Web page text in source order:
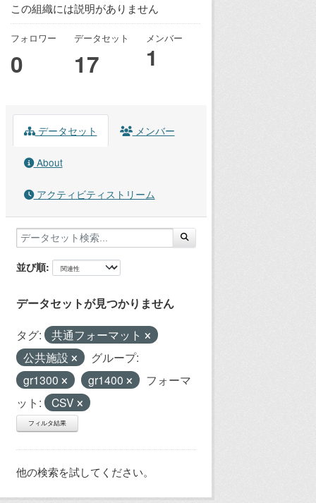
この組織には説明がありません
フォロワー
0
データセット
17
メンバー
1
データセット メンバー
About
アクティビティストリーム
並び順
データセットが見つかりません
タグ:
共通フォーマット
公共施設
グループ:
gr1300
gr1400
フォーマ
ット:
CSV
フィルタ結果
他の検索を試してください。